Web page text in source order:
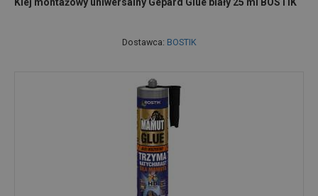
Klej montażowy uniwersalny Gepard Glue biały 25 ml BOSTIK
Dostawca: BOSTIK